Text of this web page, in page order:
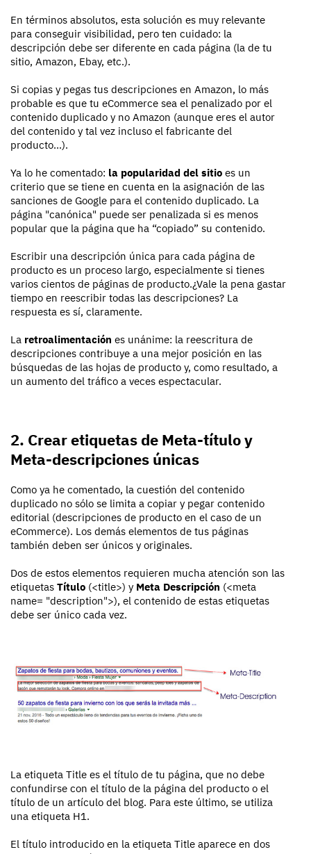
En términos absolutos, esta solución es muy relevante
para conseguir visibilidad, pero ten cuidado: la
descripción debe ser diferente en cada página (la de tu
sitio, Amazon, Ebay, etc.).
Si copias y pegas tus descripciones en Amazon, lo más
probable es que tu eCommerce sea el penalizado por el
contenido duplicado y no Amazon (aunque eres el autor
del contenido y tal vez incluso el fabricante del
producto...).
Ya lo he comentado: la popularidad del sitio es un
criterio que se tiene en cuenta en la asignación de las
sanciones de Google para el contenido duplicado. La
página "canónica" puede ser penalizada si es menos
popular que la página que ha “copiado” su contenido.
Escribir una descripción única para cada página de
producto es un proceso largo, especialmente si tienes
varios cientos de páginas de producto.¿Vale la pena gastar
tiempo en reescribir todas las descripciones? La
respuesta es sí, claramente.
La retroalimentación es unánime: la reescritura de
descripciones contribuye a una mejor posición en las
búsquedas de las hojas de producto y, como resultado, a
un aumento del tráfico a veces espectacular.
2. Crear etiquetas de Meta-título y
Meta-descripciones únicas
Como ya he comentado, la cuestión del contenido
duplicado no sólo se limita a copiar y pegar contenido
editorial (descripciones de producto en el caso de un
eCommerce). Los demás elementos de tus páginas
también deben ser únicos y originales.
Dos de estos elementos requieren mucha atención son las
etiquetas Título (<title>) y Meta Descripción (<meta
name= "description">), el contenido de estas etiquetas
debe ser único cada vez.
La etiqueta Title es el título de tu página, que no debe
confundirse con el título de la página del producto o el
título de un artículo del blog. Para este último, se utiliza
una etiqueta H1.
El título introducido en la etiqueta Title aparece en dos